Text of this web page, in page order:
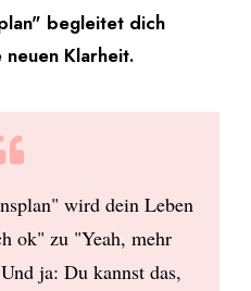
begleitet dich
Klarheit.
wird dein Leben
ok" zu "Yeah, mehr
ja: Du kannst das,